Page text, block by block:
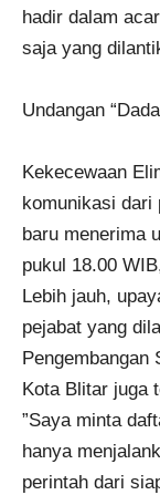
hadir dalam
saja yang
Undangan
Kekecewaan
komunikasi dari
baru menerima
pukul 18.00
Lebih jauh,
pejabat yang
Pengembangan
Kota Blitar juga
​”Saya minta
hanya
perintah dari